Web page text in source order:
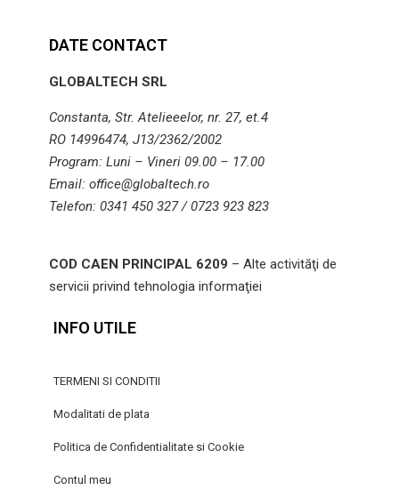
DATE CONTACT
GLOBALTECH SRL
Constanta, Str. Atelieeelor, nr. 27, et.4
RO 14996474, J13/2362/2002
Program: Luni – Vineri 09.00 – 17.00
Email: office@globaltech.ro
Telefon: 0341 450 327 / 0723 923 823
COD CAEN PRINCIPAL 6209 – Alte activităţi de
servicii privind tehnologia informaţiei
INFO UTILE
TERMENI SI CONDITII
Modalitati de plata
Politica de Confidentialitate si Cookie
Contul meu